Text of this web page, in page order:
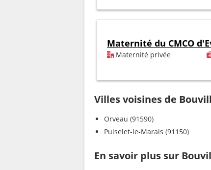
Maternité du CMCO
Maternité privée
Villes voisines de
Orveau (91590)
Puiselet-le-Marais (91150)
En savoir plus sur